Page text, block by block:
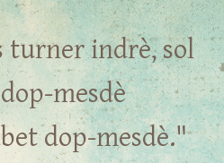
turner indrè, sol
mesdè
dop-mesdè."